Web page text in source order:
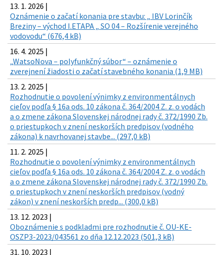
13. 1. 2026 |
Oznámenie o začatí konania pre stavbu: „ IBV Lorinčík
Breziny – východ I.ETAPA „ SO 04 – Rozšírenie verejného
vodovodu“ (676,4 kB)
16. 4. 2025 |
„WatsoNova – polyfunkčný súbor“ – oznámenie o
zverejnení žiadosti o začatí stavebného konania (1,9 MB)
13. 2. 2025 |
Rozhodnutie o povolení výnimky z environmentálnych
cieľov podľa § 16a ods. 10 zákona č. 364/2004 Z. z. o vodách
a o zmene zákona Slovenskej národnej rady č. 372/1990 Zb.
o priestupkoch v znení neskorších predpisov (vodného
zákona) k navrhovanej stavbe... (297,0 kB)
11. 2. 2025 |
Rozhodnutie o povolení výnimky z environmentálnych
cieľov podľa § 16a ods. 10 zákona č. 364/2004 Z. z. o vodách
a o zmene zákona Slovenskej národnej rady č. 372/1990 Zb.
o priestupkoch v znení neskorších predpisov (vodný
zákon) v znení neskorších predp... (300,0 kB)
13. 12. 2023 |
Oboznámenie s podkladmi pre rozhodnutie č. OU-KE-
OSZP3-2023/043561 zo dňa 12.12.2023 (501,3 kB)
31. 10. 2023 |